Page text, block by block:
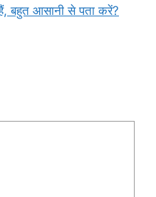
बहुत आसानी से पता करें?